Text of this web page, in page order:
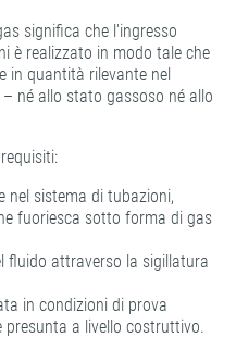
significa che l'ingresso
è realizzato in modo tale che
in quantità rilevante nel
né allo stato gassoso né allo
nel sistema di tubazioni,
fuoriesca sotto forma di gas
fluido attraverso la sigillatura
in condizioni di prova
presunta a livello costruttivo.